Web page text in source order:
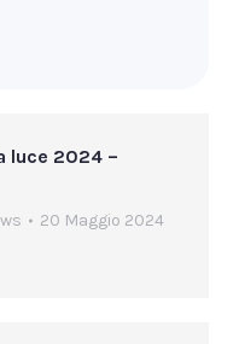
luce 2024 –
20 Maggio 2024